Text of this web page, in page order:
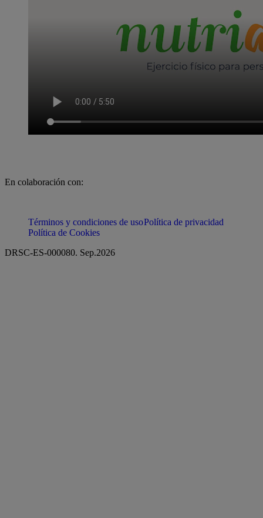
En colaboración con:
Términos y condiciones de usoPolítica de privacidad
Política de Cookies
DRSC-ES-000080. Sep.2026